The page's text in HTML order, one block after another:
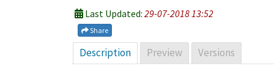
Last Updated: 29-07-2018 13:52
Share
Description Preview Versions